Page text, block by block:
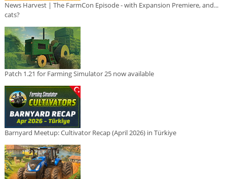
News Harvest | The FarmCon Episode - with Expansion Premiere, and...
cats?
Patch 1.21 for Farming Simulator 25 now available
Barnyard Meetup: Cultivator Recap (April 2026) in Türkiye